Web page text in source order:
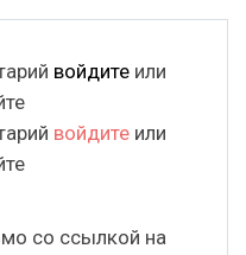
войдите или
войдите или
со ссылкой на